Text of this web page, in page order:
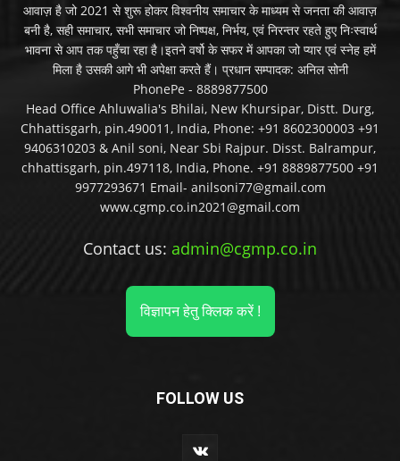
आवाज़ है जो 2021 से शुरू होकर विश्वनीय समाचार के माध्यम से जनता की आवाज़
बनी है, सही समाचार, सभी समाचार जो निष्पक्ष, निर्भय, एवं निरन्तर रहते हुए निःस्वार्थ
भावना से आप तक पहुँचा रहा है।इतने वर्षो के सफर में आपका जो प्यार एवं स्नेह हमें
मिला है उसकी आगे भी अपेक्षा करते हैं। प्रधान सम्पादक: अनिल सोनी
PhonePe - 8889877500
Head Office Ahluwalia's Bhilai, New Khursipar, Distt. Durg,
Chhattisgarh, pin.490011, India, Phone: +91 8602300003 +91
9406310203 & Anil soni, Near Sbi Rajpur. Disst. Balrampur,
chhattisgarh, pin.497118, India, Phone. +91 8889877500 +91
9977293671 Email- anilsoni77@gmail.com
www.cgmp.co.in2021@gmail.com
Contact us: admin@cgmp.co.in
विज्ञापन हेतु क्लिक करें !
FOLLOW US